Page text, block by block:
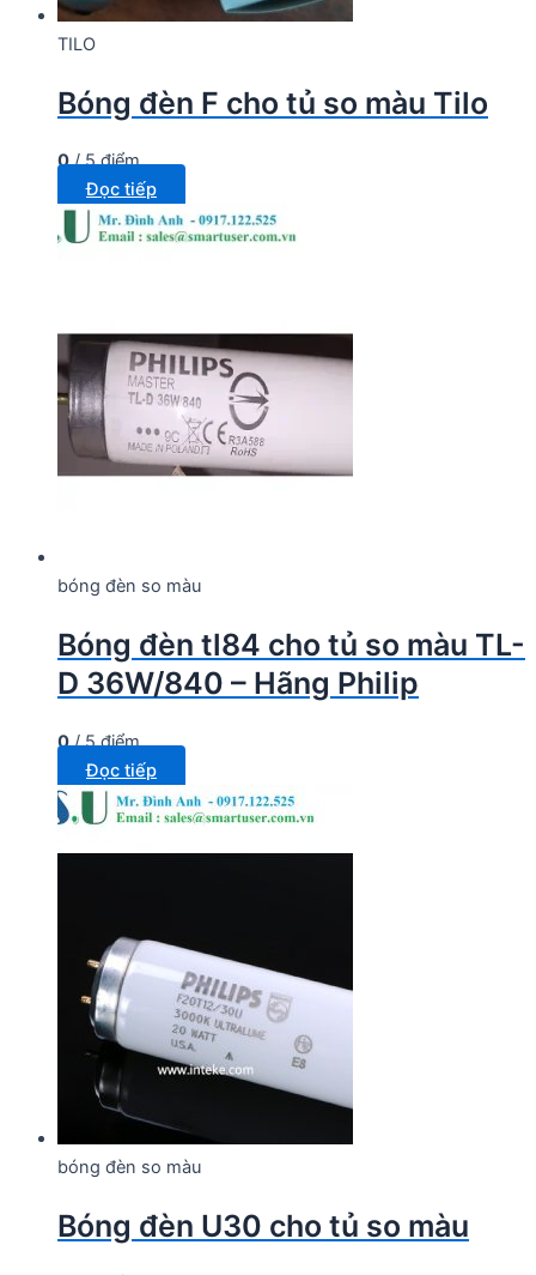
TILO
Bóng đèn F cho tủ so màu Tilo
0/ 5 điểm
Đọc tiếp
bóng đèn so màu
Bóng đèn tl84 cho tủ so màu TL-
D 36W/840 – Hãng Philip
0/ 5 điểm
Đọc tiếp
bóng đèn so màu
Bóng đèn U30 cho tủ so màu